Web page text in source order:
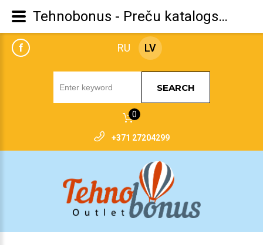
RU LV
f
SEARCH
0
+371 27204299
Tehnobonus - Preču katalogs Jack & Jones